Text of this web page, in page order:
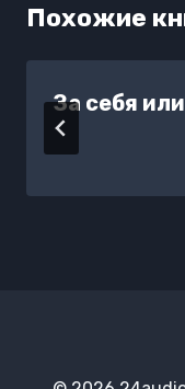
Похожие
За себя